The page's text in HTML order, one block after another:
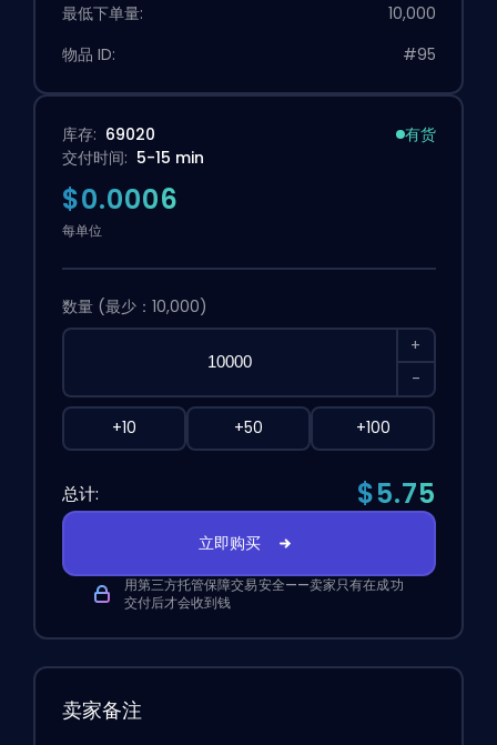
最低下单量:
10,000
物品 ID:
#95
库存: 69020
有货
交付时间: 5-15 min
$0.0006
每单位
数量 (最少：10,000)
+
-
+10 +50 +100
总计: $5.75
立即购买
用第三方托管保障交易安全——卖家只有在成功
交付后才会收到钱
卖家备注